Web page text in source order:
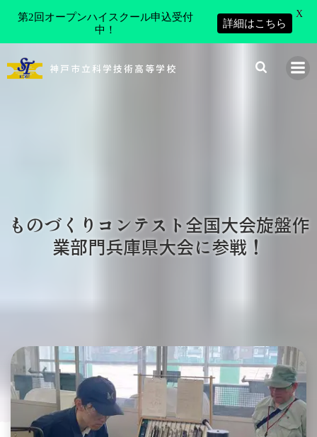
ン
神戸市立科学技術高等学校
ものづくりコンテスト全国大会旋盤作
業部門兵庫県大会に参戦！
第2回オープンハイスクール申込受付
中！
詳細はこちら
X